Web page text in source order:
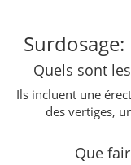
Quels sont
Ils incluent une
des vertiges,
Que